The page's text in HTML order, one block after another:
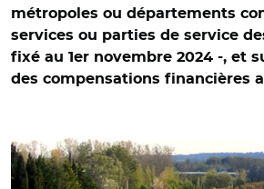
métropoles ou départements
services ou parties de service
fixé au 1er novembre 2024 -, et
des compensations financières